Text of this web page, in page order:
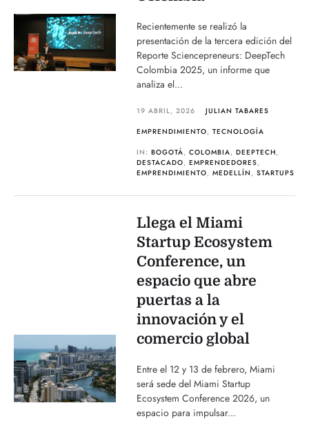
Recientemente se realizó la
presentación de la tercera edición del
Reporte Sciencepreneurs: DeepTech
Colombia 2025, un informe que
analiza el...
19 ABRIL, 2026
JULIAN TABARES
EMPRENDIMIENTO,TECNOLOGÍA
IN:BOGOTÁ,COLOMBIA,DEEPTECH,
DESTACADO,EMPRENDEDORES,
EMPRENDIMIENTO,MEDELLÍN ,STARTUPS
Llega el Miami
Startup Ecosystem
Conference, un
espacio que abre
puertas a la
innovación y el
comercio global
Entre el 12 y 13 de febrero, Miami
será sede del Miami Startup
Ecosystem Conference 2026, un
espacio para impulsar...